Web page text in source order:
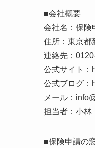
■会社概要
会社名：保険
住所：東京都
連絡先：
公式サイト：
公式ブログ：
メール：
担当者：小林
■保険申請の